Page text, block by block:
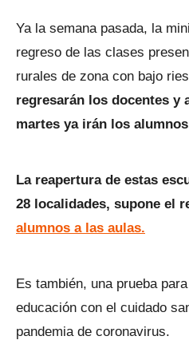
Ya la semana pasada, la
regreso de las clases
rurales de zona con bajo
regresarán los docentes y
martes ya irán los
La reapertura de estas
28 localidades, supone el
alumnos a las aulas.
Es también, una prueba
educación con el cuidado
pandemia de coronavirus.